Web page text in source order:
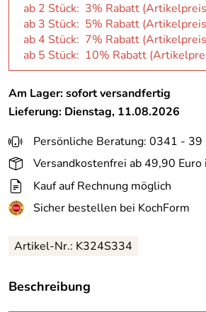
ab 2 Stück: 3% Rabatt
ab 3 Stück: 5% Rabatt
ab 4 Stück: 7% Rabatt
ab 5 Stück: 10% Rabatt
Am Lager: sofort versandfertig
Lieferung: Dienstag, 11.08.2026
Persönliche Beratung: 0341 -
Versandkostenfrei ab 49,90 Euro
Kauf auf Rechnung möglich
Sicher bestellen bei KochForm
Artikel-Nr.: K324S334
Beschreibung